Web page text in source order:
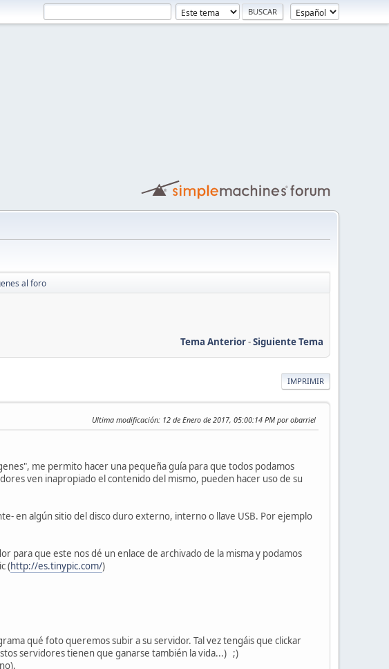
al foro
Tema Anterior-Siguiente Tema
IMPRIMIR
Ultima modificación: 12 de Enero de 2017, 05:00:14 PM por obarriel
me permito hacer una pequeña guía para que todos podamos
ven inapropiado el contenido del mismo, pueden hacer uso de su
en algún sitio del disco duro externo, interno o llave USB. Por ejemplo
que este nos dé un enlace de archivado de la misma y podamos
(http://es.tinypic.com/)
qué foto queremos subir a su servidor. Tal vez tengáis que clickar
servidores tienen que ganarse también la vida...) ;)